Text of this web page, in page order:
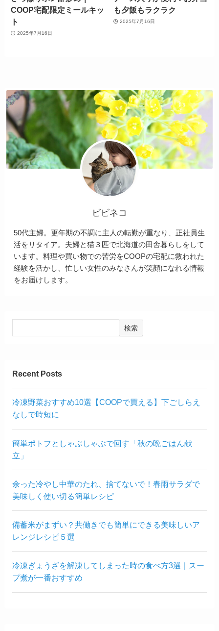
COOP宅配限定ミールキッ
ト
2025年7月16日
も夕飯もラクラク
2025年7月16日
ビビネコ
50代主婦。更年期の不調に主人の転勤が重なり、正社員生
活をリタイア。夫婦と猫３匹で北海道の田舎暮らしをして
います。料理や買い物での苦労をCOOPの宅配に救われた
経験を活かし、忙しい女性のみなさんが笑顔になれる情報
をお届けします。
検索
Recent Posts
冷凍野菜おすすめ10選【COOPで買える】下ごしらえ
なしで時短に
簡単ポトフとしゃぶしゃぶで回す「秋の晩ごはん献
立」
余った冷やし中華のたれ、捨てないで！春雨サラダで
美味しく使い切る簡単レシピ
備蓄米がまずい？共働きでも簡単にできる美味しいア
レンジレシピ５選
冷凍ぎょうざを解凍してしまった時の食べ方3選｜スー
プ煮が一番おすすめ